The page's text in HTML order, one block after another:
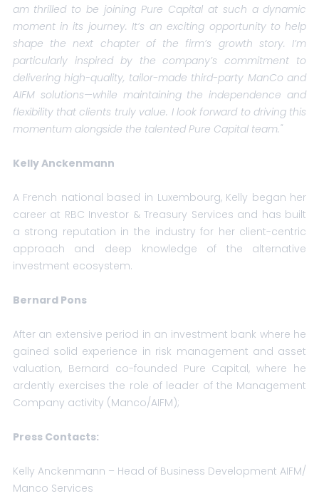
am thrilled to be joining Pure Capital at such a dynamic
moment in its journey. It’s an exciting opportunity to help
shape the next chapter of the firm’s growth story. I’m
particularly inspired by the company’s commitment to
delivering high-quality, tailor-made third-party ManCo and
AIFM solutions—while maintaining the independence and
flexibility that clients truly value. I look forward to driving this
momentum alongside the talented Pure Capital team."
Kelly Anckenmann
A French national based in Luxembourg, Kelly began her
career at RBC Investor & Treasury Services and has built
a strong reputation in the industry for her client-centric
approach and deep knowledge of the alternative
investment ecosystem.
Bernard Pons
After an extensive period in an investment bank where he
gained solid experience in risk management and asset
valuation, Bernard co-founded Pure Capital, where he
ardently exercises the role of leader of the Management
Company activity (Manco/AIFM);
Press Contacts:
Kelly Anckenmann – Head of Business Development AIFM/
Manco Services